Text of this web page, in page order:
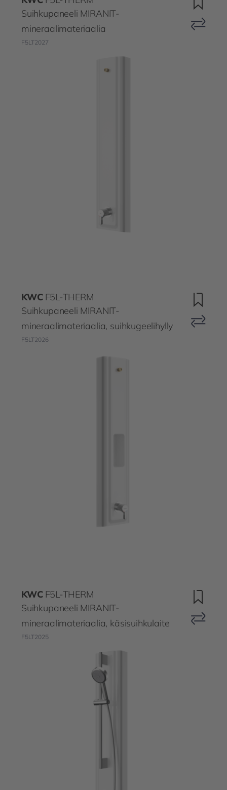
Suihkupaneeli MIRANIT-
mineraalimateriaalia
F5LT2027
KWC F5L-THERM
Suihkupaneeli MIRANIT-
mineraalimateriaalia, suihkugeelihylly
F5LT2026
KWC F5L-THERM
Suihkupaneeli MIRANIT-
mineraalimateriaalia, käsisuihkulaite
F5LT2025